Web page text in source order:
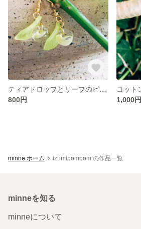
800円
1,000円
minne ホーム izumipompom の作品一覧
minneを知る
minneについて